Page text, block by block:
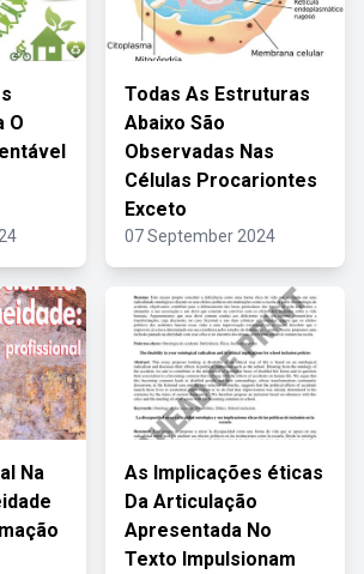
O
Todas As Estruturas
Abaixo São
Observadas Nas
Células Procariontes
Exceto
07 September 2024
Na
As Implicações éticas
Da Articulação
Apresentada No
Texto Impulsionam